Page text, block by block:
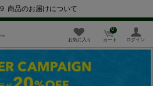
商品のお届けについて
お気に入り カート
0
ログイン